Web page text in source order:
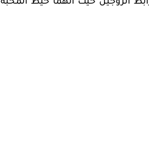
الزوجين حيث أنهما خيط المحبة